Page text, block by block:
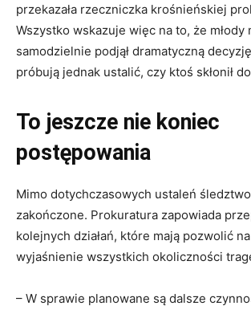
przekazała rzeczniczka krośnieńskiej
Wszystko wskazuje więc na to, że młody
samodzielnie podjął dramatyczną
próbują jednak ustalić, czy ktoś skłonił
To jeszcze nie koniec
postępowania
Mimo dotychczasowych ustaleń
zakończone. Prokuratura zapowiada
kolejnych działań, które mają pozwolić na
wyjaśnienie wszystkich okoliczności
– W sprawie planowane są dalsze